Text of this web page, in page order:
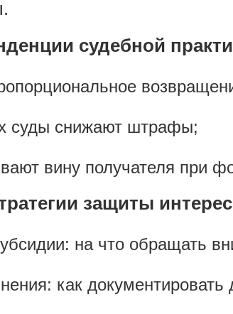
судебной
суды снижают штрафы;
вину получателя при
защиты
на что обращать
как документировать